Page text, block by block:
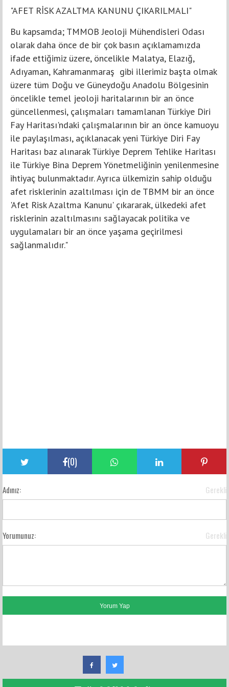
"AFET RİSK AZALTMA KANUNU ÇIKARILMALI"
Bu kapsamda; TMMOB Jeoloji Mühendisleri Odası
olarak daha önce de bir çok basın açıklamamızda
ifade ettiğimiz üzere, öncelikle Malatya, Elazığ,
Adıyaman, Kahramanmaraş gibi illerimiz başta olmak
üzere tüm Doğu ve Güneydoğu Anadolu Bölgesinin
öncelikle temel jeoloji haritalarının bir an önce
güncellenmesi, çalışmaları tamamlanan Türkiye Diri
Fay Haritası'ndaki çalışmalarının bir an önce kamuoyu
ile paylaşılması, açıklanacak yeni Türkiye Diri Fay
Haritası baz alınarak Türkiye Deprem Tehlike Haritası
ile Türkiye Bina Deprem Yönetmeliğinin yenilenmesine
ihtiyaç bulunmaktadır. Ayrıca ülkemizin sahip olduğu
afet risklerinin azaltılması için de TBMM bir an önce
'Afet Risk Azaltma Kanunu' çıkararak, ülkedeki afet
risklerinin azaltılmasını sağlayacak politika ve
uygulamaları bir an önce yaşama geçirilmesi
sağlanmalıdır."
(0)
Adınız: Gerekli
Yorumunuz: Gerekli